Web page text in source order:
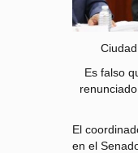
Es falso
El
en el